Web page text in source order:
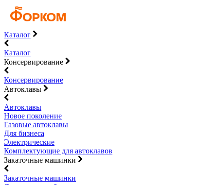
Каталог
Каталог
Консервирование
Консервирование
Автоклавы
Автоклавы
Новое поколение
Газовые автоклавы
Для бизнеса
Электрические
Комплектующие для автоклавов
Закаточные машинки
Закаточные машинки